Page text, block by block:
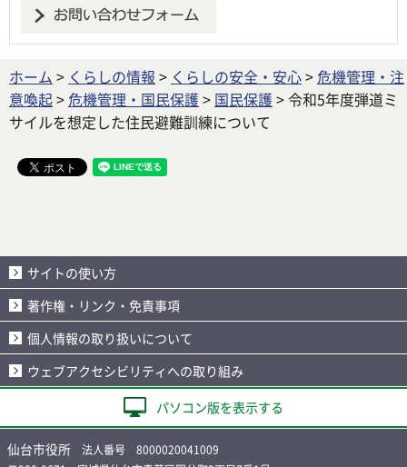
ホーム > くらしの情報 > くらしの安全・安心>危機管理・注
意喚起>危機管理・国民保護 > 国民保護 > 令和5年度弾道ミ
サイルを想定した住民避難訓練について
サイトの使い方
著作権・リンク・免責事項
個人情報の取り扱いについて
ウェブアクセシビリティへの取り組み
パソコン版を表示する
仙台市役所 法人番号 8000020041009